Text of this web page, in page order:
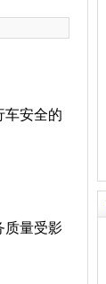
车安全的
质量受影